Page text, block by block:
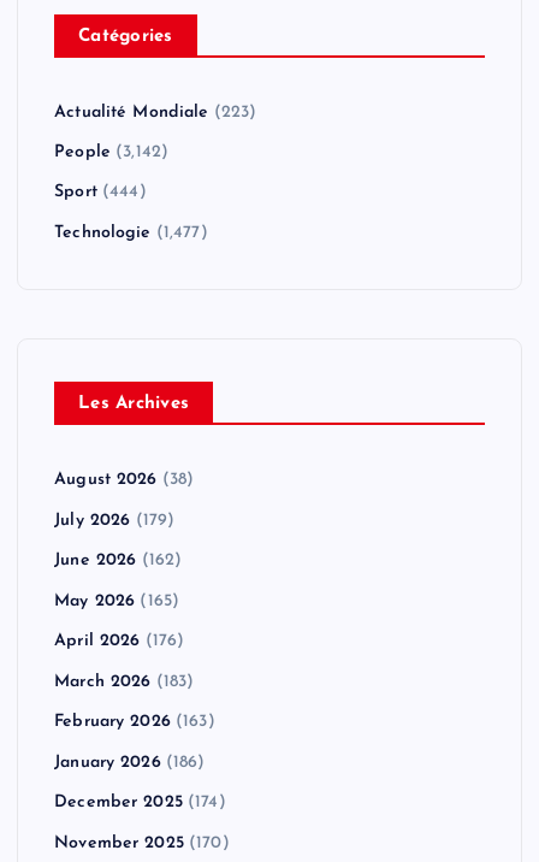
Catégories
Actualité Mondiale (223)
People (3,142)
Sport(444)
Technologie (1,477)
Les Archives
August 2026 (38)
July 2026 (179)
June 2026 (162)
May 2026 (165)
April 2026 (176)
March 2026 (183)
February 2026(163)
January 2026(186)
December 2025(174)
November 2025(170)